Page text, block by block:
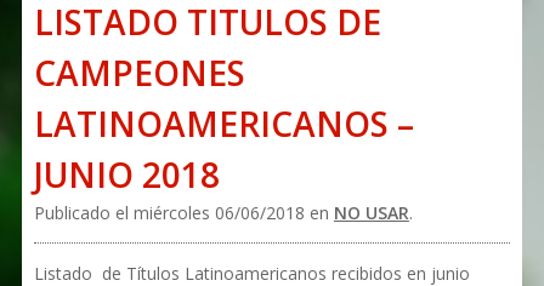
LISTADO TITULOS DE
CAMPEONES
LATINOAMERICANOS –
JUNIO 2018
Publicado el miércoles 06/06/2018 en NO USAR.
Listado de Títulos Latinoamericanos recibidos en junio